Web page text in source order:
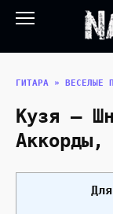
Перейти
ГИТАРА » ВЕСЕЛЫЕ
Кузя —
Аккорды,